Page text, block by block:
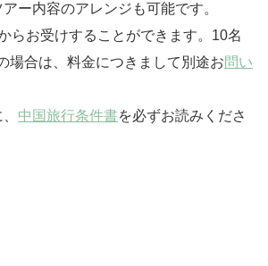
ー内容のアレンジも可能です。
らお受けすることができます。10名
場合は、料金につきまして別途お問い
中国旅行条件書を必ずお読みくださ